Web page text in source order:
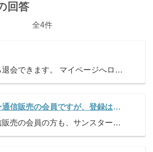
回答
全4件
マイページから退会できます。 マイページへログイン後、「会員退会」より、お手続きください。
既にサンスター通信販売の会員ですが、登録は必要ですか？
サンスター通信販売の会員の方も、サンスターオンラインショップを初めてご利用される場合には、サンスターオンラインショップでの会員登録が必要となります。